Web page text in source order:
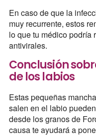
En caso de que la
muy recurrente, estos
lo que tu médico podría
antivirales.
Conclusión
de los labios
Estas pequeñas
salen en el labio
desde los granos de
causa te ayudará a